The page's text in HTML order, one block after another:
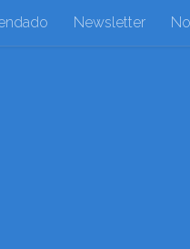
Newsletter